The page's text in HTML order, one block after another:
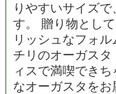
りやすいサイズ
す。 贈り物とし
リッシュなフォ
チリのオーガス
ィスで満喫でき
なオーガスタをお